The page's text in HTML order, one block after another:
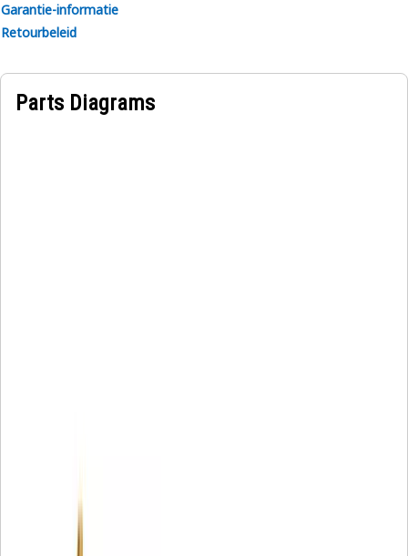
Garantie-informatie
Retourbeleid
Parts Diagrams